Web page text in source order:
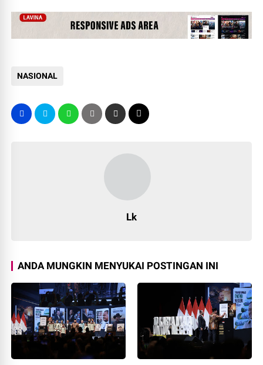
NASIONAL
Lk
ANDA MUNGKIN MENYUKAI POSTINGAN INI